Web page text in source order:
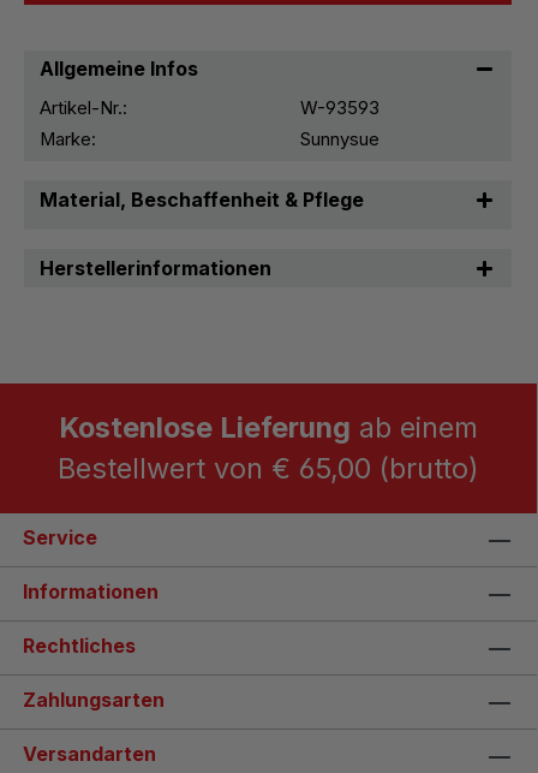
Allgemeine Infos
Artikel-Nr.:
W-93593
Marke:
Sunnysue
Material, Beschaffenheit & Pflege
Herstellerinformationen
Kostenlose Lieferung ab einem
Bestellwert von € 65,00 (brutto)
Service
Informationen
Rechtliches
Zahlungsarten
Versandarten